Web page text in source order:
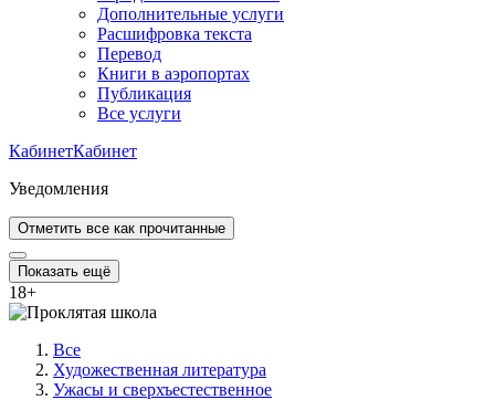
Дополнительные услуги
Расшифровка текста
Перевод
Книги в аэропортах
Публикация
Все услуги
КабинетКабинет
Уведомления
Отметить все как прочитанные
Показать ещё
18+
Все
Художественная литература
Ужасы и сверхъестественное